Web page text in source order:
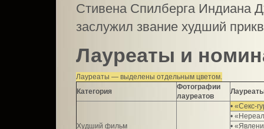
Стивена Спилберга Индиана
заслужил звание худший
Лауреаты и
Лауреаты — выделены отдельным цветом.
Категория
Фотографии
лауреатов
Худший фильм
• «Секс-
•
•